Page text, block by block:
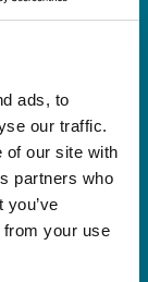
ads, to
our traffic.
of our site with
partners who
from your use
e le